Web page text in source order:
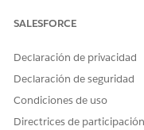
Siguientes mejores
Capturar detalles de
Configure detalles
representantes de
SALESFORCE
Declaración de privacidad
Declaración de seguridad
Condiciones de uso
Directrices de participación